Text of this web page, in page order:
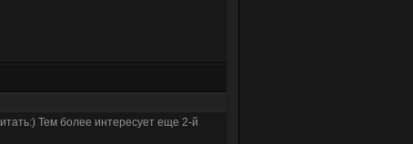
Тем более интересует еще 2-й